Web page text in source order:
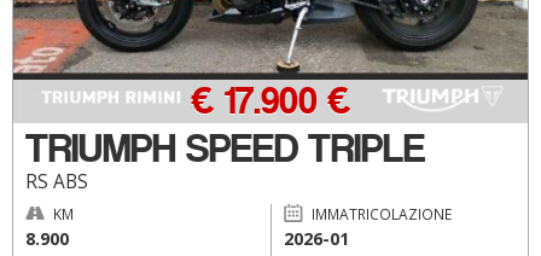
TRIUMPH SPEED TRIPLE
RS ABS
€ 17.900 €
KM
8.900
IMMATRICOLAZIONE
2026-01